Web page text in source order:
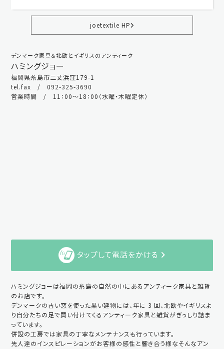
joetextile HP
デンマーク家具＆北欧とイギリスのアンティーク
ハミングジョー
福岡県糸島市二丈浜窪179-1
tel.fax / 092-325-3690
営業時間 / 11：00～18：00（水曜・木曜定休）
タップして電話をかける
ハミングジョーは福岡の糸島の自然の中にあるアンティーク家具と雑貨
のお店です。
デンマークの古い窓を使った黒い建物には、年に 3 回、北欧やイギリスよ
り自分たちの足で買い付けてくるアンティーク家具と雑貨がぎっしり詰ま
っています。
併設の工房では家具の丁寧なメンテナンスも行っています。
先人達のインスピレーションがお客様の感性と響き合う様なそんなアン